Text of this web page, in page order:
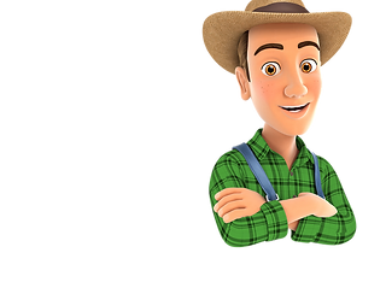
Best insulation